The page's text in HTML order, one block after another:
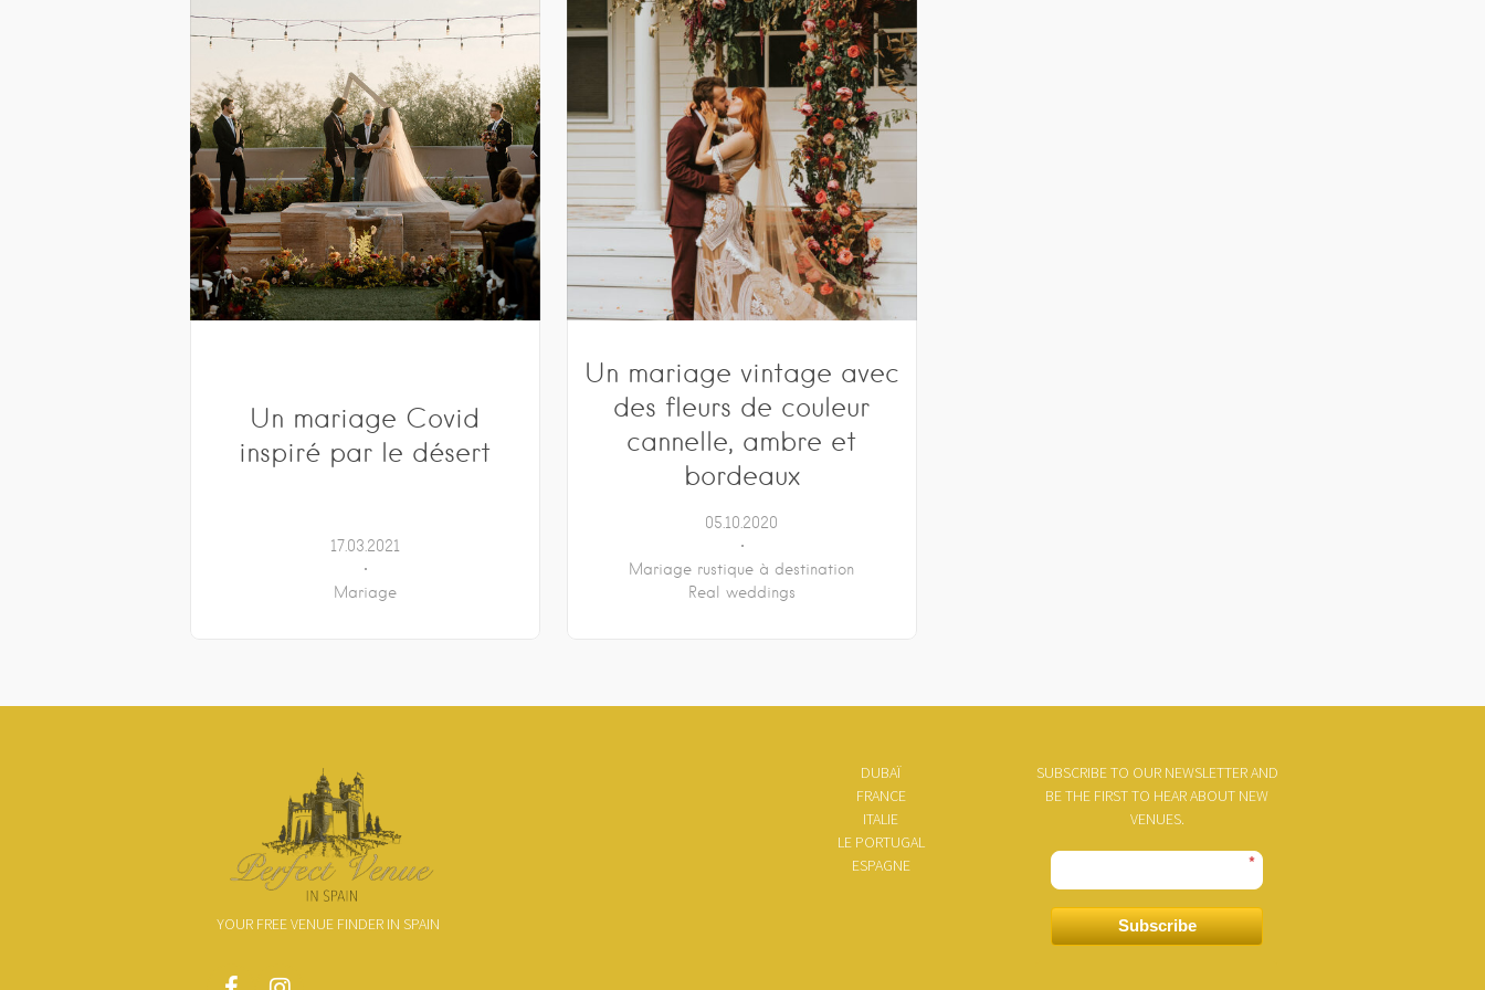
Un mariage Covid
inspiré par le désert
17.03.2021
Mariage
Un mariage vintage avec
des fleurs de couleur
cannelle, ambre et
bordeaux
05.10.2020
Mariage rustique à destination
Real weddings
YOUR FREE VENUE FINDER IN SPAIN
DUBAÏ
FRANCE
ITALIE
LE PORTUGAL
ESPAGNE
SUBSCRIBE TO OUR NEWSLETTER AND
BE THE FIRST TO HEAR ABOUT NEW
VENUES.
*
Subscribe